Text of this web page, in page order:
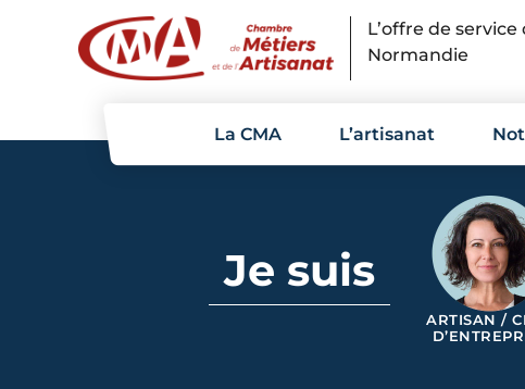
L’offre de service
Normandie
La CMA L’artisanat
Je suis
ARTISAN /
Panneau de gestion des cookies